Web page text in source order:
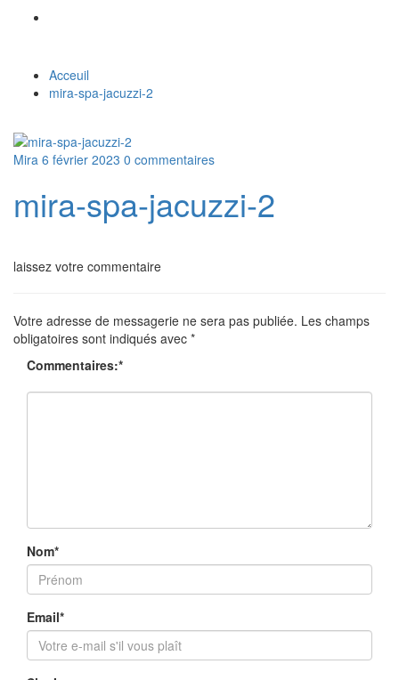
Acceuil
mira-spa-jacuzzi-2
Mira 6 février 2023 0 commentaires
mira-spa-jacuzzi-2
laissez votre commentaire
Votre adresse de messagerie ne sera pas publiée. Les champs
obligatoires sont indiqués avec *
Commentaires:*
Nom*
Email*